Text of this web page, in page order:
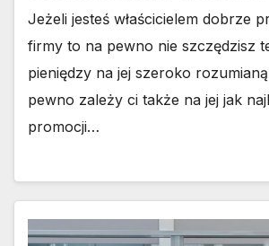
Jeżeli jesteś właścicielem dobrze
firmy to na pewno nie szczędzisz
pieniędzy na jej szeroko
pewno zależy ci także na jej jak
promocji…